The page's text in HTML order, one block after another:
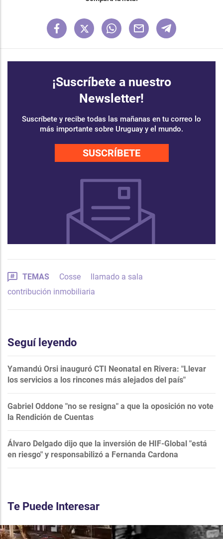
¡Suscríbete a nuestro
Newsletter!
Suscríbete y recibe todas las mañanas en tu correo lo
más importante sobre Uruguay y el mundo.
SUSCRÍBETE
TEMAS Cosse
llamado a sala
contribución inmobiliaria
Seguí leyendo
Yamandú Orsi inauguró CTI Neonatal en Rivera: "Llevar
los servicios a los rincones más alejados del país"
Gabriel Oddone "no se resigna" a que la oposición no vote
la Rendición de Cuentas
Álvaro Delgado dijo que la inversión de HIF-Global "está
en riesgo" y responsabilizó a Fernanda Cardona
Te Puede Interesar